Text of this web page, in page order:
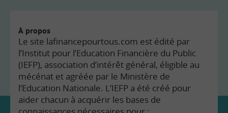
À propos
Le site lafinancepourtous.com est édité par
l’Institut pour l’Education Financière du Public
(IEFP), association d’intérêt général, éligible au
mécénat et agréée par le Ministère de
l’Education Nationale. L’IEFP a été créé pour
aider chacun à acquérir les bases de